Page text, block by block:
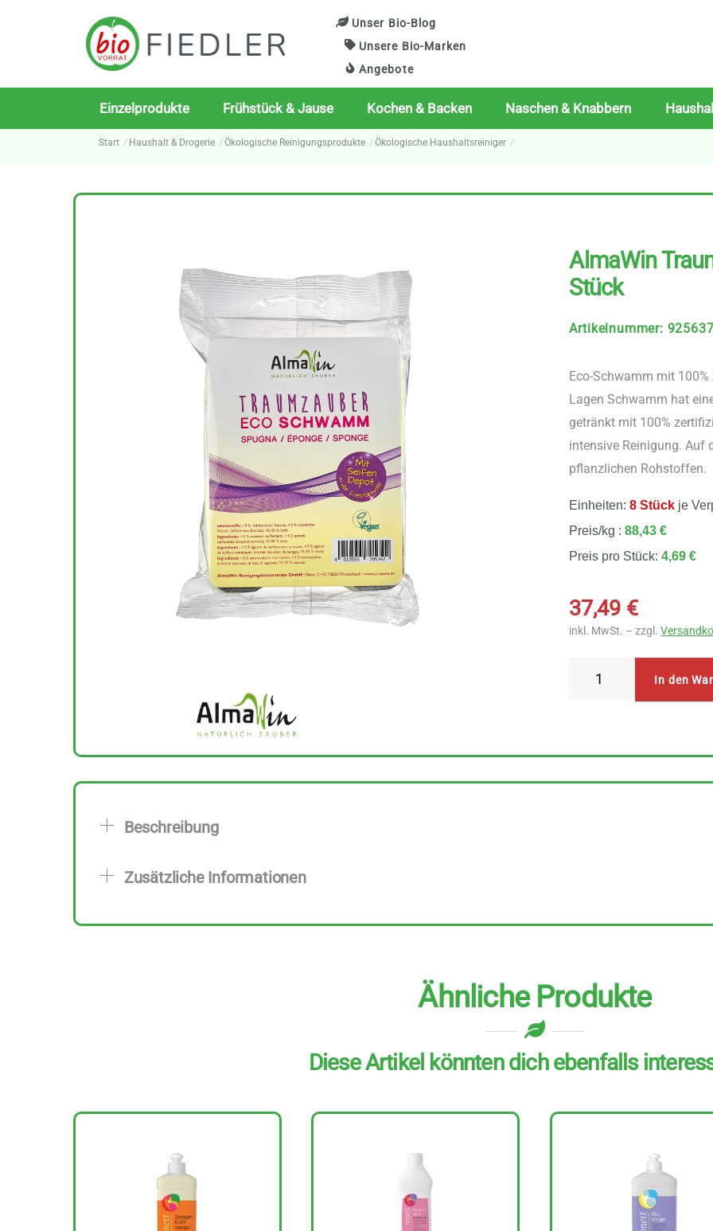
Unser Bio-Blog
Unsere Bio-Marken
Angebote
Einzelprodukte Frühstück & Jause Kochen & Backen Naschen & Knabbern
Start Haushalt & Drogerie Ökologische Reinigungsprodukte Ökologische Haushaltsreiniger
AlmaWin
Stück
Artikelnummer:
Eco-Schwamm mit
Lagen Schwamm hat
getränkt mit 100%
intensive Reinigung. Auf
pflanzlichen Rohstoffen.
Einheiten:8 Stück je
Preis/kg :88,43 €
Preis pro Stück:4,69 €
37,49 €
inkl. MwSt. – zzgl.
8
Stück
In den
Beschreibung
Zusätzliche Informationen
Ähnliche Produkte
Diese Artikel könnten dich ebenfalls